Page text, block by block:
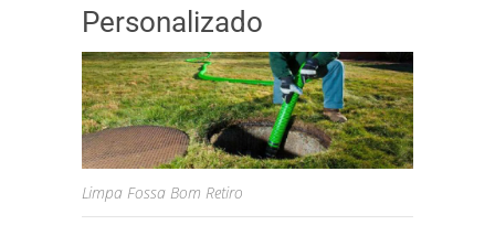
Personalizado
Limpa Fossa Bom Retiro